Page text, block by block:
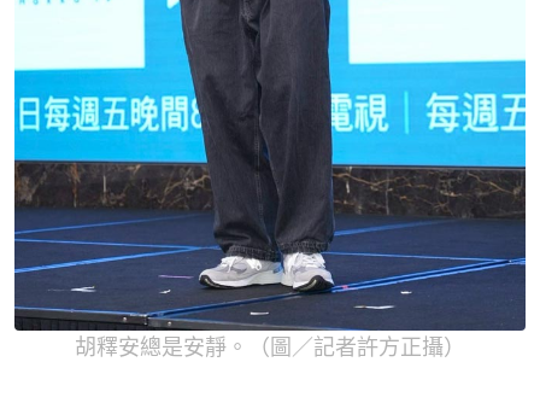
胡釋安總是安靜。（圖／記者許方正攝）